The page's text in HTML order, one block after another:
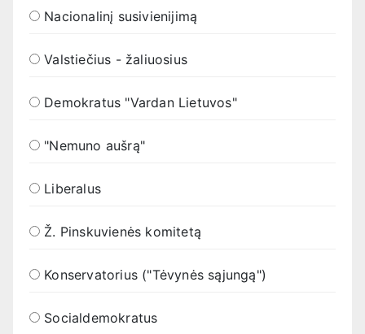
Nacionalinį susivienijimą
Valstiečius - žaliuosius
Demokratus "Vardan Lietuvos"
"Nemuno aušrą"
Liberalus
Ž. Pinskuvienės komitetą
Konservatorius ("Tėvynės sąjungą")
Socialdemokratus